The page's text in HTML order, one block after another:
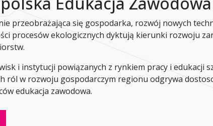
przeobrażająca się gospodarka, rozwój nowych
procesów ekologicznych dyktują kierunki rozwoju
i instytucji powiązanych z rynkiem pracy i edukacji
ról w rozwoju gospodarczym regionu odgrywa
edukacja zawodowa.